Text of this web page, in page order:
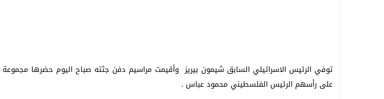
توفي الرئيس الاسرائيلي السابق شيمون بيريز وأقيمت مراسيم دفن جثته صباح اليوم حضرها مجموعة
على رأسهم الرئيس الفلسطيني محمود عباس .